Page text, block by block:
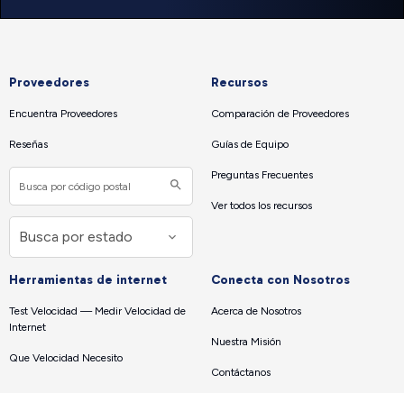
Proveedores
Encuentra Proveedores
Reseñas
Recursos
Comparación de Proveedores
Guías de Equipo
Preguntas Frecuentes
Ver todos los recursos
Herramientas de internet
Test Velocidad — Medir Velocidad de
Internet
Que Velocidad Necesito
Conecta con Nosotros
Acerca de Nosotros
Nuestra Misión
Contáctanos